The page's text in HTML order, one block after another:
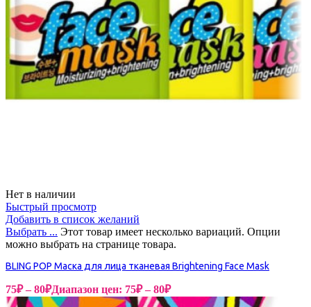
Нет в наличии
Быстрый просмотр
Добавить в список желаний
Выбрать ... Этот товар имеет несколько вариаций. Опции
можно выбрать на странице товара.
BLING POP Маска для лица тканевая Brightening Face Mask
75₽ – 80₽Диапазон цен: 75₽ – 80₽